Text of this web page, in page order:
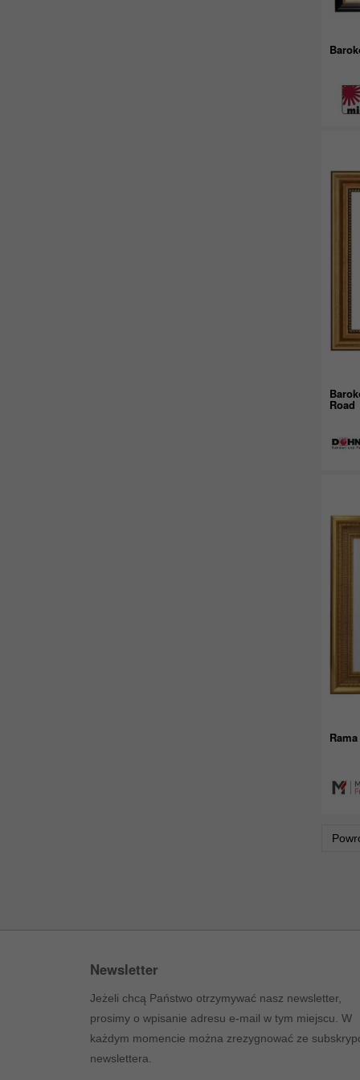
Road
Newsletter
Jeżeli chcą Państwo otrzymywać nasz newsletter,
prosimy o wpisanie adresu e-mail w tym miejscu. W
każdym momencie można zrezygnować ze
newslettera.